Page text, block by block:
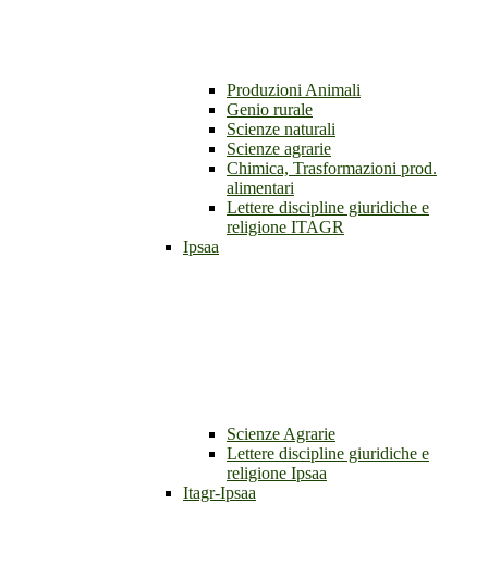
Produzioni Animali
Genio rurale
Scienze naturali
Scienze agrarie
Chimica, Trasformazioni prod.
alimentari
Lettere discipline giuridiche e
religione ITAGR
Ipsaa
Scienze Agrarie
Lettere discipline giuridiche e
religione Ipsaa
Itagr-Ipsaa